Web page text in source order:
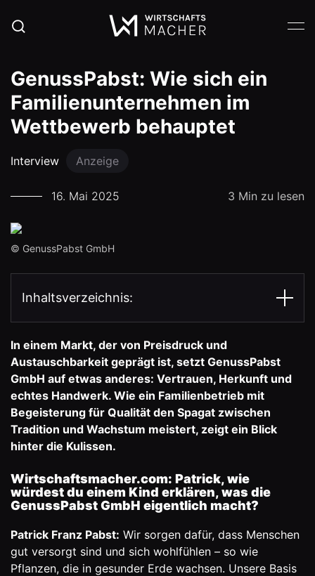
GenussPabst: Wie sich ein
Familienunternehmen im
Wettbewerb behauptet
Interview Anzeige
3 Min zu lesen
16. Mai 2025
© GenussPabst GmbH
Inhaltsverzeichnis:
In einem Markt, der von Preisdruck und
Austauschbarkeit geprägt ist, setzt GenussPabst
GmbH auf etwas anderes: Vertrauen, Herkunft und
echtes Handwerk. Wie ein Familienbetrieb mit
Begeisterung für Qualität den Spagat zwischen
Tradition und Wachstum meistert, zeigt ein Blick
hinter die Kulissen.
Wirtschaftsmacher.com: Patrick, wie
würdest du einem Kind erklären, was die
GenussPabst GmbH eigentlich macht?
Patrick Franz Pabst: Wir sorgen dafür, dass Menschen
gut versorgt sind und sich wohlfühlen – so wie
Pflanzen, die in gesunder Erde wachsen. Unsere Basis